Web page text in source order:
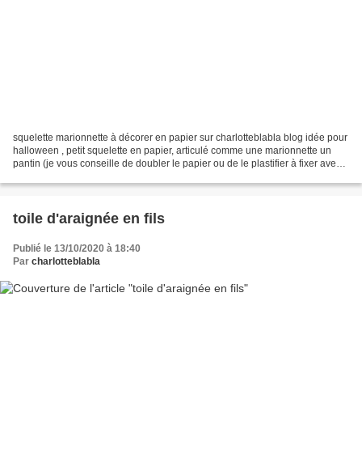
squelette marionnette à décorer en papier sur charlotteblabla blog idée pour
halloween , petit squelette en papier, articulé comme une marionnette un
pantin (je vous conseille de doubler le papier ou de le plastifier à fixer avec
toile d'araignée en fils
Publié le 13/10/2020 à 18:40
Par charlotteblabla